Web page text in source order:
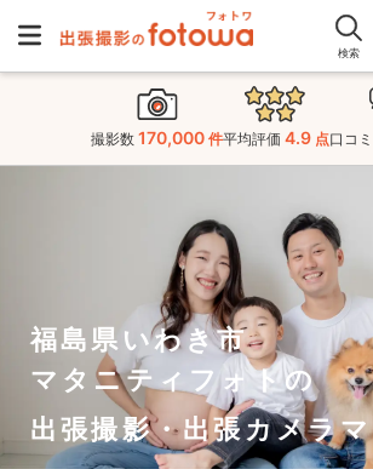
検索
撮影数 170,000 件平均評価 4.9 点口コミ
福島県いわき市
マタニティフォトの
出張撮影・出張カメラ